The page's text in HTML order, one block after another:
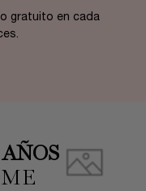
gratuito en cada